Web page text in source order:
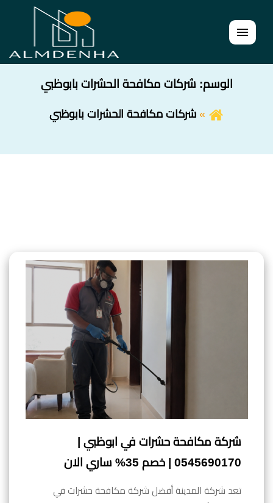
القائمة
الوسم: شركات مكافحة الحشرات بابوظبي
شركات مكافحة الحشرات بابوظبي
شركة مكافحة حشرات في ابوظبي |
0545690170 | خصم 35% ساري الان
تعد شركة المدينة أفضل شركة مكافحة حشرات في